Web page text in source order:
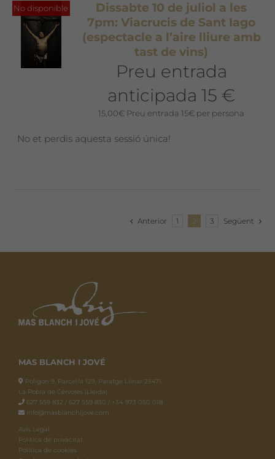
No disponible
Dissabte 10 de juliol a les
7pm: Viacrucis de Sant Iago
(espectacle a l’aire lliure amb
tast de vins)
Preu entrada
anticipada 15 €
15,00€ Preu entrada 15€ per persona
No et perdis aquesta sessió única!
Anterior 1 2 3 Següent
MAS BLANCH I JOVÉ
Polígon 9, Parcel·la 129, Paratge Llinar 25471.
La Pobla de Cérvoles (Lleida)
627 559 832 / 627 559 830 / +34 973 050 018
info@masblanchijove.com
Avís Legal
Política de privacitat
Política de cookies